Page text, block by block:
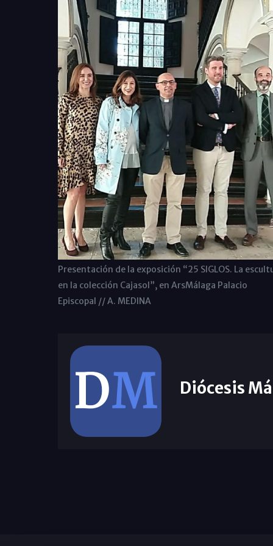
Presentación de la exposición “25 SIGLOS. La
en la colección Cajasol”, en ArsMálaga Palacio
Episcopal // A. MEDINA
Diócesis